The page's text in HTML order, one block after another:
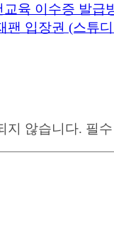
육 이수증 발급
팬 입장권 (스튜
지 않습니다. 필